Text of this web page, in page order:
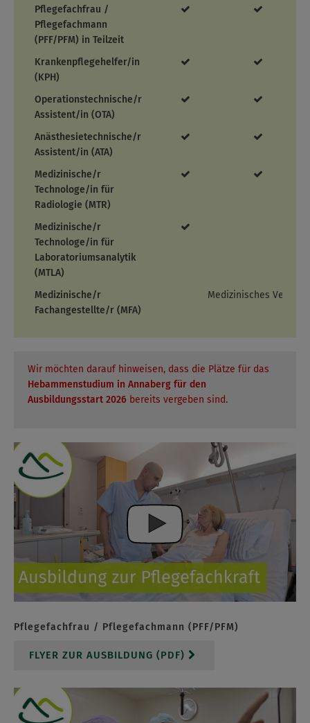
Pflegefachfrau /
Pflegefachmann
(PFF/PFM) in Teilzeit
Krankenpflegehelfer/in
(KPH)
Operationstechnische/r
Assistent/in (OTA)
Anästhesietechnische/r
Assistent/in (ATA)
Medizinische/r
Technologe/in für
Radiologie (MTR)
Medizinische/r
Technologe/in für
Laboratoriumsanalytik
(MTLA)
Medizinische/r
Fachangestellte/r (MFA)
Medizinisches
Wir möchten darauf hinweisen, dass die Plätze für das
Hebammenstudium in Annaberg für den
Ausbildungsstart 2026 bereits vergeben sind.
Pflegefachfrau / Pflegefachmann (PFF/PFM)
FLYER ZUR AUSBILDUNG (PDF)